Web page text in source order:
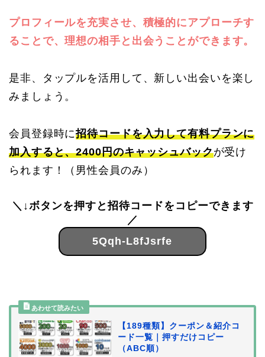
プロフィールを充実させ、積極的にアプローチす
ることで、理想の相手と出会うことができます。
是非、タップルを活用して、新しい出会いを楽し
みましょう。
会員登録時に招待コードを入力して有料プランに
加入すると、2400円のキャッシュバックが受け
られます！（男性会員のみ）
＼↓ボタンを押すと招待コードをコピーできます
／
5Qqh-L8fJsrfe
【189種類】クーポン＆紹介コ
ード一覧｜押すだけコピー
（ABC順）